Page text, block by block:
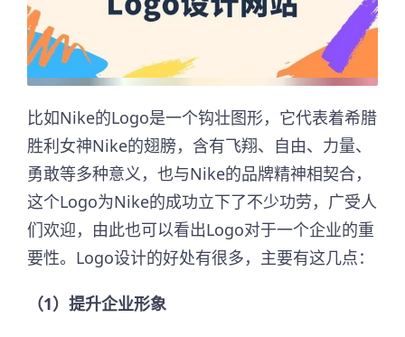
比如Nike的Logo是一个钩壮图形，它代表着希腊
胜利女神Nike的翅膀，含有飞翔、自由、力量、
勇敢等多种意义，也与Nike的品牌精神相契合，
这个Logo为Nike的成功立下了不少功劳，广受人
们欢迎，由此也可以看出Logo对于一个企业的重
要性。Logo设计的好处有很多，主要有这几点：
（1）提升企业形象